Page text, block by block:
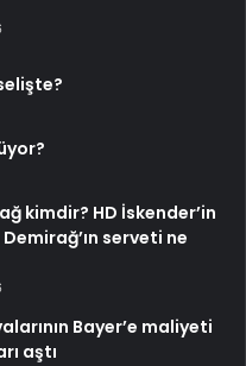
kimdir? HD İskender’in
serveti ne
Bayer’e maliyeti
aştı